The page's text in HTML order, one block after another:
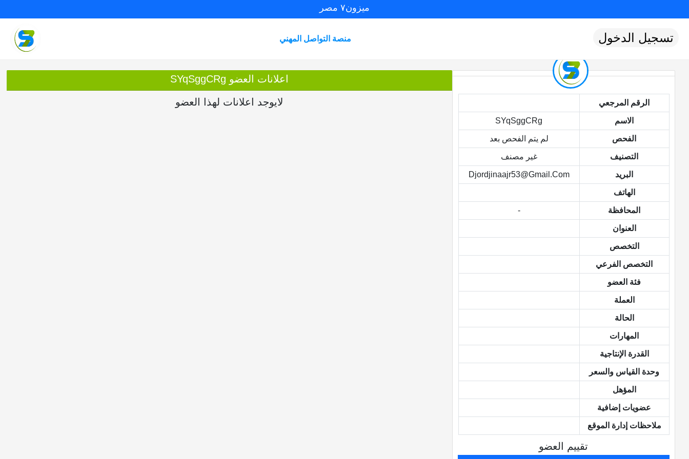
ميزون٧ مصر
منصة التواصل المهني تسجيل الدخول
الرقم المرجعي
الاسم SYqSggCRg
الفحص لم يتم الفحص بعد
التصنيف غير مصنف
البريد Djordjinaajr53@gmail.com
الهاتف
المحافظة -
العنوان
التخصص
التخصص الفرعي
فئة العضو
العملة
الحالة
المهارات
القدرة الإنتاجية
وحدة القياس والسعر
المؤهل
عضويات إضافية
ملاحظات إدارة الموقع
تقييم العضو
اعلانات العضو SYqSggCRg
لايوجد اعلانات لهذا العضو